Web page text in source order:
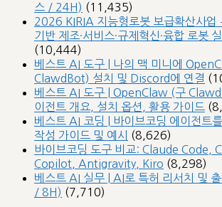
스 / 24H) (11,435)
2026 KIRIA 지능형로봇 보급확산사업
기반 제조·서비스·규제혁신·융합 로봇
(10,444)
베스트 AI 도구 | 나의 맥 미니에
ClawdBot) 설치 및 Discord에 연결
베스트 AI 도구 | OpenClaw (구
이전트 개요, 설치 옵션, 활용 가이드
베스트 AI 코딩 | 바이브코딩 에이전트
작성 가이드 및 예시
(8,626)
바이브코딩 도구 비교: Claude Code,
Copilot, Antigravity, Kiro (8,298)
베스트 AI 실무 | AI로 특허 리서치 및
/ 8H) (7,710)